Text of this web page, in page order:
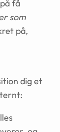
få
som
på,
dig et